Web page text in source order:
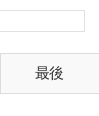
最後